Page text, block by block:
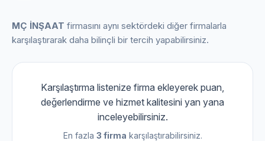
MÇ İNŞAAT firmasını aynı sektördeki diğer firmalarla
karşılaştırarak daha bilinçli bir tercih yapabilirsiniz.
Karşılaştırma listenize firma ekleyerek puan,
değerlendirme ve hizmet kalitesini yan yana
inceleyebilirsiniz.
En fazla 3 firma karşılaştırabilirsiniz.